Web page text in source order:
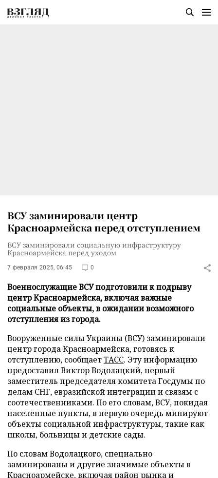
ВСУ заминировали центр
Красноармейска перед отступлением
ВСУ заминировали социальную инфраструктуру
Красноармейска перед уходом
7 февраля 2025, 06:45 0
Военнослужащие ВСУ подготовили к подрыву
центр Красноармейска, включая важные
социальные объекты, в ожидании возможного
отступления из города.
Вооруженные силы Украины (ВСУ) заминировали
центр города Красноармейска, готовясь к
отступлению, сообщаетТАСС. Эту информацию
предоставил Виктор Водолацкий, первый
заместитель председателя комитета Госдумы по
делам СНГ, евразийской интеграции и связям с
соотечественниками. По его словам, ВСУ, покидая
населенные пункты, в первую очередь минируют
объекты социальной инфраструктуры, такие как
школы, больницы и детские сады.
По словам Водолацкого, специально
заминированы и другие значимые объекты в
Красноармейске, включая район рынка и